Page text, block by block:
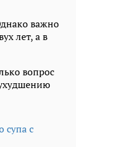
важно
лет, а в
вопрос
супа с